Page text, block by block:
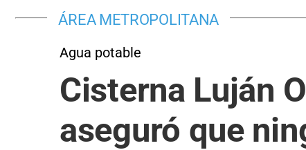
ÁREA METROPOLITANA
Agua potable
Cisterna Luján
aseguró que